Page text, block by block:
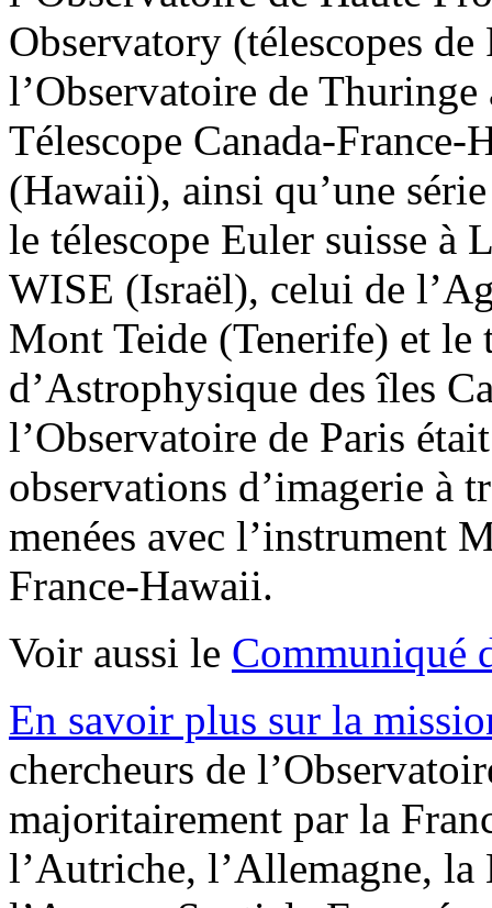
Observatory (télescopes
l’Observatoire de
Télescope Canada-
(Hawaii), ainsi qu’une
le télescope Euler suisse
WISE (Israël), celui de
Mont Teide (Tenerife) et le
d’Astrophysique des îles
l’Observatoire de Paris
observations d’imagerie à
menées avec l’instrument
France-Hawaii.
Voir aussi le Communiqué
En savoir plus sur la
chercheurs de
majoritairement par la
l’Autriche, l’Allemagne, la